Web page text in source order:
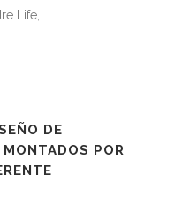
Life,...
DE
POR